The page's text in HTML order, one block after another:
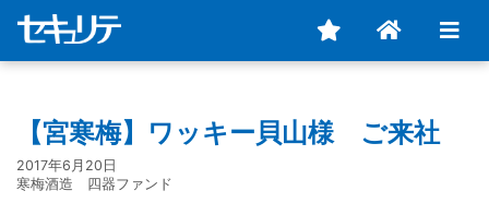
【宮寒梅】ワッキー貝山様 ご来社
2017年6月20日
寒梅酒造 四器ファンド